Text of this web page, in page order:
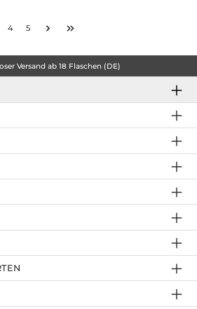
4 5
Versand ab 18 Flaschen (DE)